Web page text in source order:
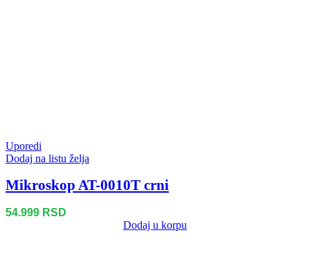
Uporedi
Dodaj na listu želja
Mikroskop AT-0010T crni
54.999 RSD
Dodaj u korpu